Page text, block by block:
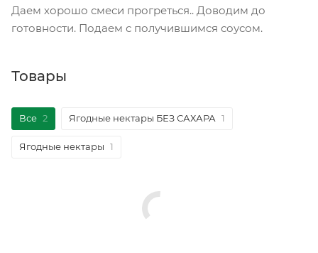
Даем хорошо смеси прогреться.. Доводим до
готовности. Подаем с получившимся соусом.
Товары
Все 2 Ягодные нектары БЕЗ САХАРА 1
Ягодные нектары 1